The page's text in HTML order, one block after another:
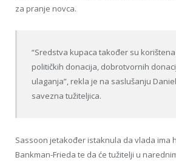
za pranje novca.
“Sredstva kupaca također su
političkih donacija, dobrotvornih
ulaganja”, rekla je na saslušanju
savezna tužiteljica.
Sassoon jetakođer istaknula da vlada ima
Bankman-Frieda te da će tužitelji u